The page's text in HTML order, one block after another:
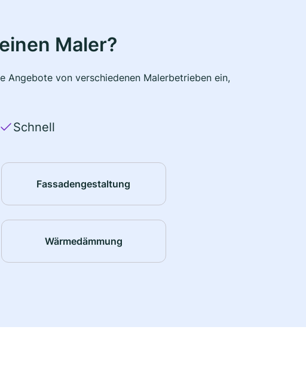
Maler?
von verschiedenen Malerbetrieben ein,
Schnell
Fassadengestaltung
Wärmedämmung